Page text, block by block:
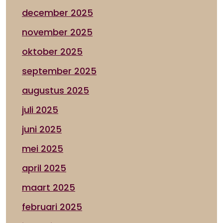
december 2025
november 2025
oktober 2025
september 2025
augustus 2025
juli 2025
juni 2025
mei 2025
april 2025
maart 2025
februari 2025